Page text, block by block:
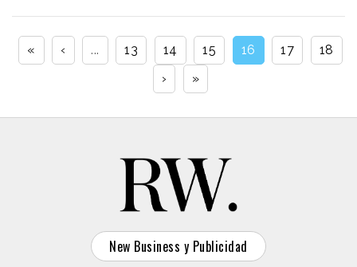
« ‹ ... 13 14 15 16 17
18
›
»
New Business y Publicidad